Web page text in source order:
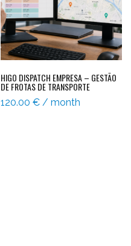
HIGO DISPATCH EMPRESA – GESTÃO
DE FROTAS DE TRANSPORTE
120.00€ / month